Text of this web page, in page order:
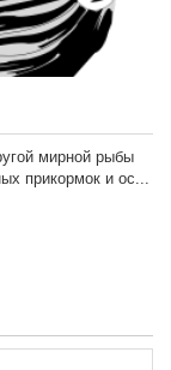
мирной рыбы
прикормок и ос...